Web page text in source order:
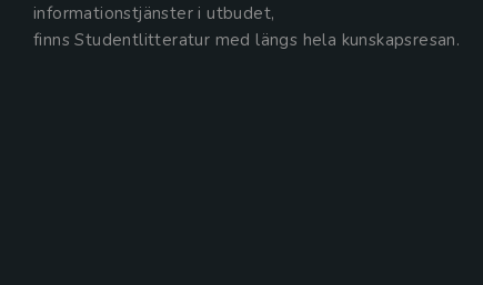
informationstjänster i utbudet,
finns Studentlitteratur med längs hela kunskapsresan.